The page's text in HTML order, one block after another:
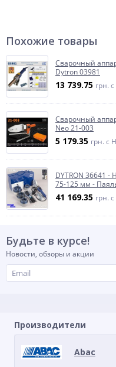
Похожие товары
Сварочный
Dytron 03981
13 739.75 грн.
Сварочный
Neo 21-003
5 179.35 грн. с
DYTRON 36641 -
75-125 мм -
41 169.35 грн.
Будьте в курсе!
Новости, обзоры и акции
Производители
Abac